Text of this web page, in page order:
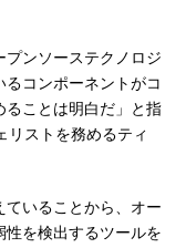
ンソーステクノロジ
コンポーネントがコ
ることは明白だ」と指
ストを務めるティ
いることから、オー
性を検出するツールを